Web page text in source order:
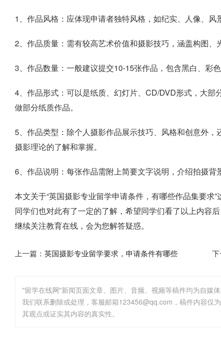
1、作品风格：应体现申请者独特风格，如纪实、人像、风
2、作品质量：需有较高艺术价值和摄影技巧，涵盖构图、
3、作品数量：一般建议提交10-15张作品，包含黑白、彩
4、作品形式：可以是纸质、幻灯片、CD/DVD形式，大
做部分纸质作品。
5、作品类型：除个人摄影作品展示技巧、风格和创意外
摄影理论的了解和掌握。
6、作品说明：每张作品需附上简要文字说明，介绍拍摄背
本文关于“英国摄影专业留学申请条件，有哪些作品集要
同学们也对此有了一定的了解，希望同学们看了以上内容
继续关注教育在线，会为您解答疑惑。
上一篇： 英国摄影专业留学要求，申请条件有哪些
"留学在线网"新闻页面文章、图片、音频、视频等稿件均为自媒
其观点或证实其内容的真实性。